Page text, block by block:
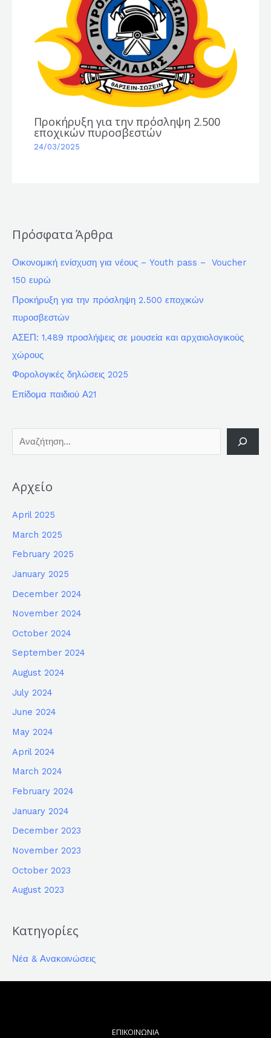
Προκήρυξη για την πρόσληψη 2.500
εποχικών πυροσβεστών
24/03/2025
Πρόσφατα Άρθρα
Οικονομική ενίσχυση για νέους – Youth pass – Voucher
150 ευρώ
Προκήρυξη για την πρόσληψη 2.500 εποχικών
πυροσβεστών
ΑΣΕΠ: 1.489 προσλήψεις σε μουσεία και αρχαιολογικούς
χώρους
Φορολογικές δηλώσεις 2025
Επίδομα παιδιού Α21
Αρχείο
April 2025
March 2025
February 2025
January 2025
December 2024
November 2024
October 2024
September 2024
August 2024
July 2024
June 2024
May 2024
April 2024
March 2024
February 2024
January 2024
December 2023
November 2023
October 2023
August 2023
Κατηγορίες
Νέα & Ανακοινώσεις
ΕΠΙΚΟΙΝΩΝΙΑ